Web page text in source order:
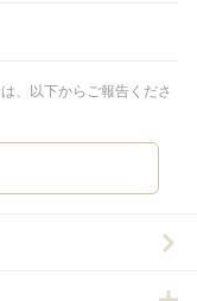
、以下からご報告くださ